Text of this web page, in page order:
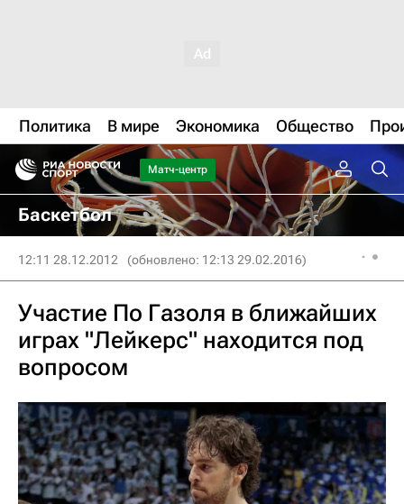
Политика В мире Экономика Общество
Матч-центр
Баскетбол
12:11 28.12.2012 (обновлено: 12:13 29.02.2016)
Участие По Газоля в ближайших
играх "Лейкерс" находится под
вопросом